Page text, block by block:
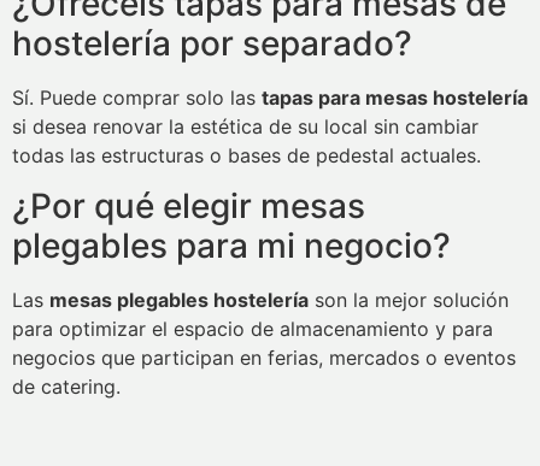
hostelería por separado?
Sí. Puede comprar solo las tapas para mesas hostelería
si desea renovar la estética de su local sin cambiar
todas las estructuras o bases de pedestal actuales.
¿Por qué elegir mesas
plegables para mi negocio?
Las mesas plegables hostelería son la mejor solución
para optimizar el espacio de almacenamiento y para
negocios que participan en ferias, mercados o eventos
de catering.